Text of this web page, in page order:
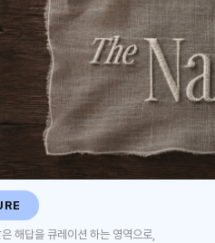
해답을 큐레이션 하는 영역으로,